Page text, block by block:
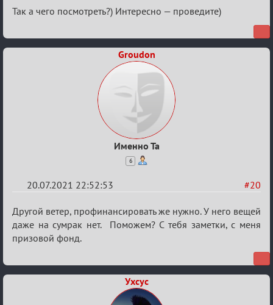
Так а чего посмотреть?) Интересно — проведите)
Groudon
Именно Та
6
#20
20.07.2021 22:52:53
Re:
Обуждение
«Universal»
Другой ветер, профинансировать же нужно. У него вещей
даже на сумрак нет. Поможем? С тебя заметки, с меня
призовой фонд.
Ухсус